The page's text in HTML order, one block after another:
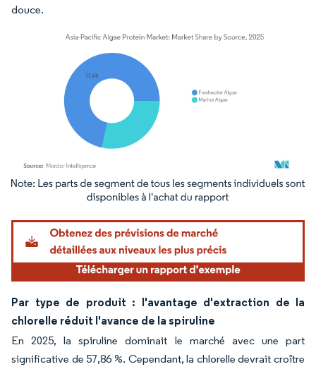
douce.
Image © Mordor Intelligence. La réutilisation nécessite une attribution sous CC BY
Par type de produit : l'avantage d'extraction de la
chlorelle réduit l'avance de la spiruline
En 2025, la spiruline dominait le marché avec une part
significative de 57,86 %. Cependant, la chlorelle devrait croître